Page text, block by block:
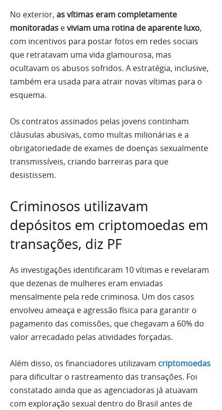
No exterior, as vítimas eram completamente
monitoradas eviviam uma rotina de aparente luxo,
com incentivos para postar fotos em redes sociais
que retratavam uma vida glamourosa, mas
ocultavam os abusos sofridos. A estratégia, inclusive,
também era usada para atrair novas vítimas para o
esquema.
Os contratos assinados pelas jovens continham
cláusulas abusivas, como multas milionárias e a
obrigatoriedade de exames de doenças sexualmente
transmissíveis, criando barreiras para que
desistissem.
Criminosos utilizavam
depósitos em criptomoedas em
transações, diz PF
As investigações identificaram 10 vítimas e revelaram
que dezenas de mulheres eram enviadas
mensalmente pela rede criminosa. Um dos casos
envolveu ameaça e agressão física para garantir o
pagamento das comissões, que chegavam a 60% do
valor arrecadado pelas atividades forçadas.
Além disso, os financiadores utilizavam criptomoedas
para dificultar o rastreamento das transações. Foi
constatado ainda que as agenciadoras já atuavam
com exploração sexual dentro do Brasil antes de